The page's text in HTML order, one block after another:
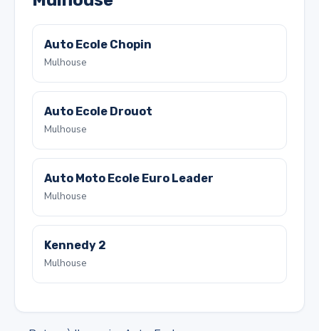
Auto Ecole Chopin
Mulhouse
Auto Ecole Drouot
Mulhouse
Auto Moto Ecole Euro Leader
Mulhouse
Kennedy 2
Mulhouse